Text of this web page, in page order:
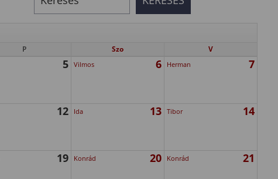
P Szo V
5 Vilmos 6 Herman 7
12 Ida 13 Tibor 14
19 Konrád 20 Konrád 21